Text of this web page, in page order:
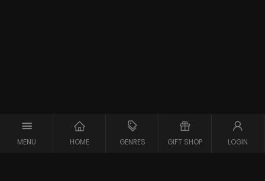
MENU HOME GENRES GIFT SHOP LOGIN